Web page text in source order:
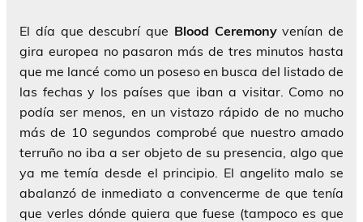
El día que descubrí que Blood Ceremonyvenían de
gira europea no pasaron más de tres minutos hasta
que me lancé como un poseso en busca del listado de
las fechas y los países que iban a visitar. Como no
podía ser menos, en un vistazo rápido de no mucho
más de 10 segundos comprobé que nuestro amado
terruño no iba a ser objeto de su presencia, algo que
ya me temía desde el principio. El angelito malo se
abalanzó de inmediato a convencerme de que tenía
que verles dónde quiera que fuese (tampoco es que